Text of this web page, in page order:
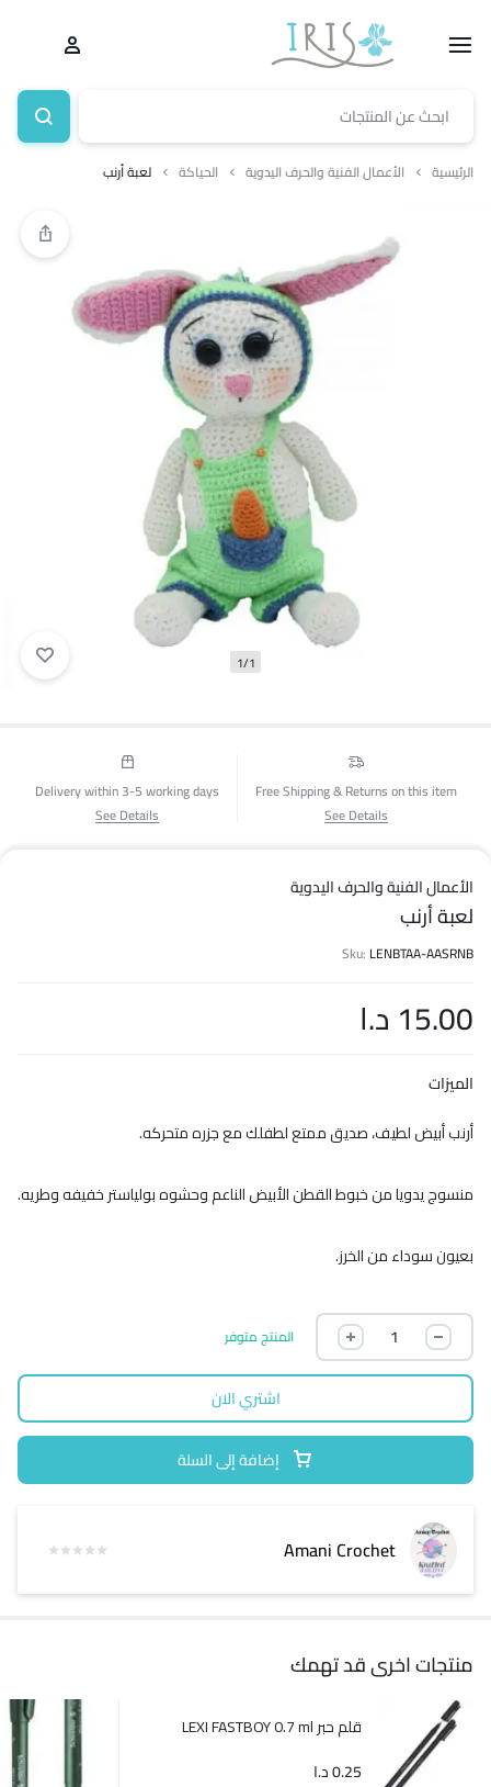
الرئيسية الأعمال الفنية والحرف اليدوية الحياكة لعبة أرنب
1/1
Free Shipping & Returns on this item
See Details
Delivery within 3-5 working days
See Details
الأعمال الفنية والحرف اليدوية
لعبة أرنب
Sku: LENBTAA-AASRNB
15.00 د.ا
الميزات
أرنب أبيض لطيف، صديق ممتع لطفلك مع جزره متحركه.
منسوج يدويا من خبوط القطن الأبيض الناعم وحشوه بولياستر خفيفه وطريه.
بعيون سوداء من الخرز.
المنتج متوفر
إضافة إلى السلة
اشتري الان
Amani Crochet
منتجات اخرى قد تهمك
قلم حبر LEXI FASTBOY 0.7 ml
0.25د.ا